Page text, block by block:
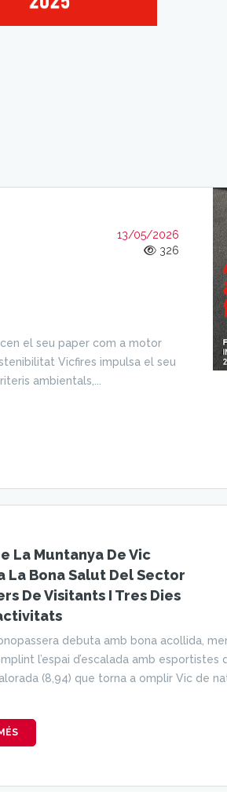
13/05/2026
326
el seu paper com a motor
Vicfires impulsa el seu
ambientals,...
La Muntanya De Vic
La Bona Salut Del Sector
De Visitants I Tres Dies
debuta amb bona acollida,
l’espai d’escalada amb esportistes
(8,94) que torna a omplir Vic de